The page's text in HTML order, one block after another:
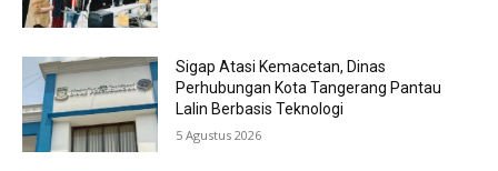
Sigap Atasi Kemacetan, Dinas
Perhubungan Kota Tangerang Pantau
Lalin Berbasis Teknologi
5 Agustus 2026